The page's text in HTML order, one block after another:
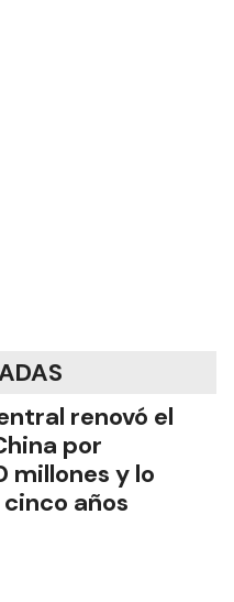
renovó el
por
millones y lo
años